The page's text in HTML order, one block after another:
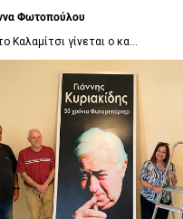
Φωτοπούλου
Καλαμίτσι γίνεται ο κα...